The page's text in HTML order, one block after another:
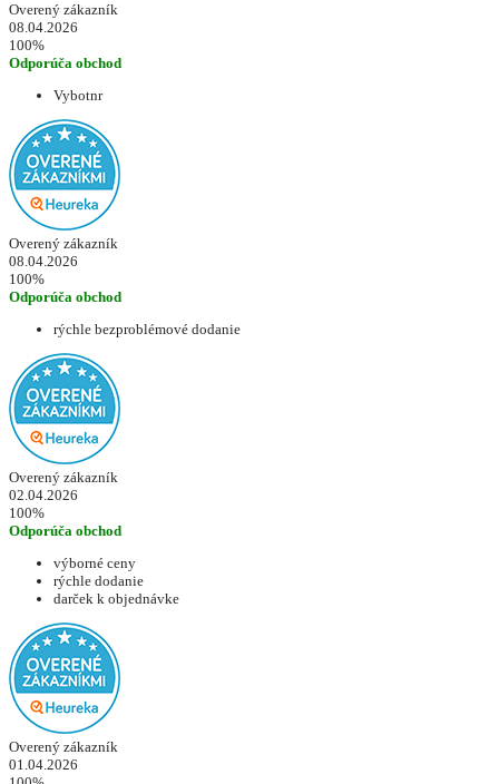
Overený zákazník
08.04.2026
100%
Odporúča obchod
Vybotnr
Overený zákazník
08.04.2026
100%
Odporúča obchod
rýchle bezproblémové dodanie
Overený zákazník
02.04.2026
100%
Odporúča obchod
výborné ceny
rýchle dodanie
darček k objednávke
Overený zákazník
01.04.2026